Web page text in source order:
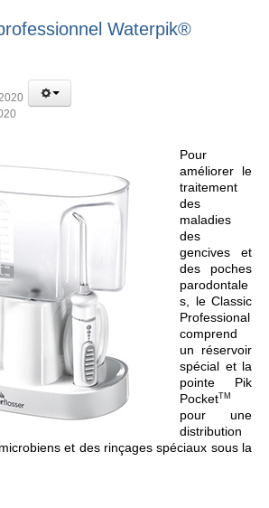
Waterpik®
Pour
améliorer le
traitement
des
maladies
des
gencives et
des poches
parodontale
s, le Classic
Professional
comprend
un réservoir
spécial et la
pointe Pik
PocketTM
pour une
distribution
et des rinçages spéciaux sous la